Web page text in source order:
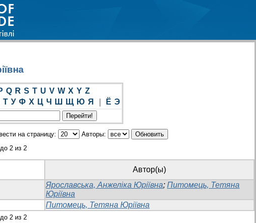
Q R S T U V W X Y Z
Т У Ф Х Ц Ч Ш Щ Ю Я Ё Э
на страницу:
Авторы:
2 из 2
Автор(ы)
Ярославська, Анжеліка Юріївна; Питомець, Тетяна
Юріївна
Питомець, Тетяна Юріївна
2 из 2